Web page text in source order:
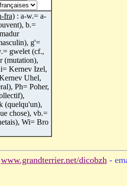
fra) : a-w.= a-
b.=
g'=
gwelet (cf.,
(mutation),
Kernev Izel,
Uhel,
Ph= Poher,
(quelqu'un),
chose), vb.=
Wi= Bro
www.grandterrier.net/dicobzh-